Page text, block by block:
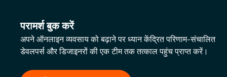
परामर्श बुक करें
अपने ऑनलाइन व्यवसाय को बढ़ाने पर ध्यान केंद्रित परिणाम-संचालित
डेवलपर्स और डिजाइनरों की एक टीम तक तत्काल पहुंच प्राप्त करें।